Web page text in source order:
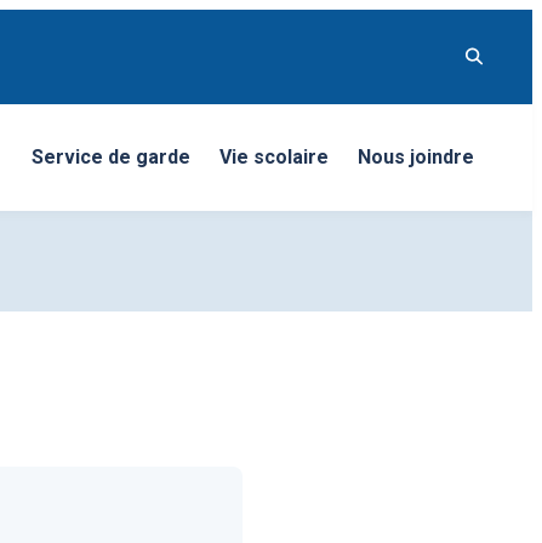
Service de garde Vie scolaire Nous joindre